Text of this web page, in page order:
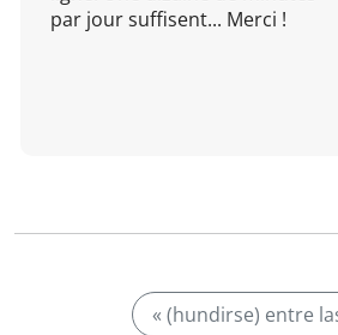
par jour suffisent... Merci !
« (hundirse) entre